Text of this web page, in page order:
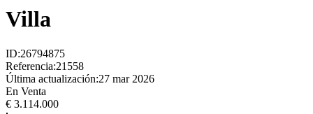
Villa
ID:26794875
Referencia:21558
Última actualización:27 mar 2026
En Venta
€ 3.114.000